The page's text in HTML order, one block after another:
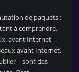
de paquets :
à comprendre.
avant Internet –
avant Internet,
– sont des